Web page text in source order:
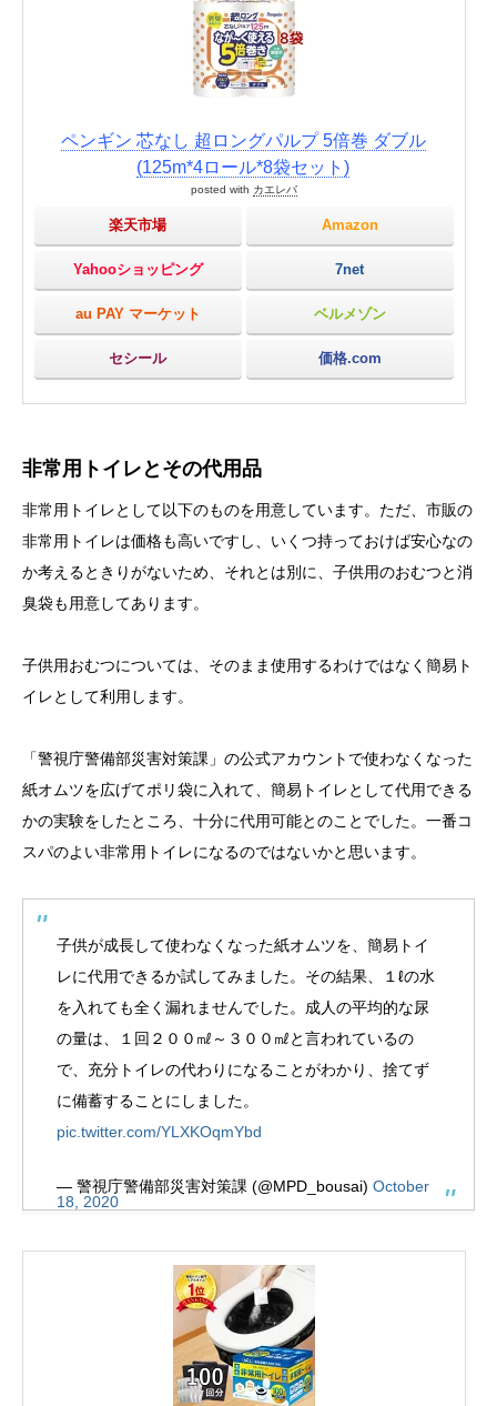
ペンギン 芯なし 超ロングパルプ 5倍巻 ダブル
(125m*4ロール*8袋セット)
posted with カエレバ
楽天市場 Amazon
Yahooショッピング 7net
au PAY マーケット ベルメゾン
セシール 価格.com
非常用トイレとその代用品
非常用トイレとして以下のものを用意しています。ただ、市販の
非常用トイレは価格も高いですし、いくつ持っておけば安心なの
か考えるときりがないため、それとは別に、子供用のおむつと消
臭袋も用意してあります。
子供用おむつについては、そのまま使用するわけではなく簡易ト
イレとして利用します。
「警視庁警備部災害対策課」の公式アカウントで使わなくなった
紙オムツを広げてポリ袋に入れて、簡易トイレとして代用できる
かの実験をしたところ、十分に代用可能とのことでした。一番コ
スパのよい非常用トイレになるのではないかと思います。
子供が成長して使わなくなった紙オムツを、簡易トイ
レに代用できるか試してみました。その結果、１ℓの水
を入れても全く漏れませんでした。成人の平均的な尿
の量は、１回２００㎖～３００㎖と言われているの
で、充分トイレの代わりになることがわかり、捨てず
に備蓄することにしました。
pic.twitter.com/YLXKOqmYbd
— 警視庁警備部災害対策課 (@MPD_bousai) October
18, 2020